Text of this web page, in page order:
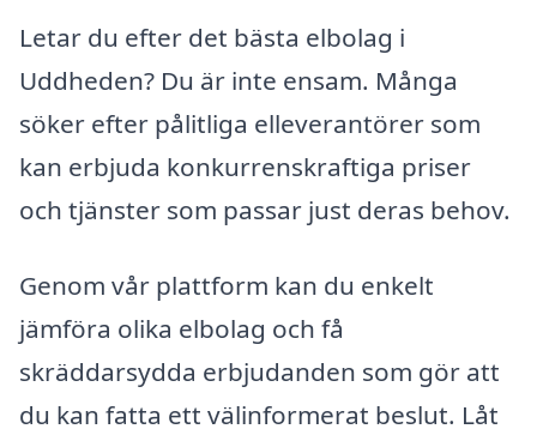
Letar du efter det bästa elbolag i
Uddheden? Du är inte ensam. Många
söker efter pålitliga elleverantörer som
kan erbjuda konkurrenskraftiga priser
och tjänster som passar just deras behov.
Genom vår plattform kan du enkelt
jämföra olika elbolag och få
skräddarsydda erbjudanden som gör att
du kan fatta ett välinformerat beslut. Låt